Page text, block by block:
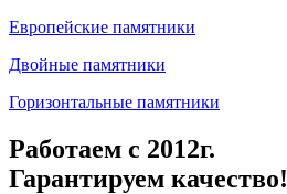
Европейские памятники
Двойные памятники
Горизонтальные памятники
Работаем с 2012г.
Гарантируем качество!